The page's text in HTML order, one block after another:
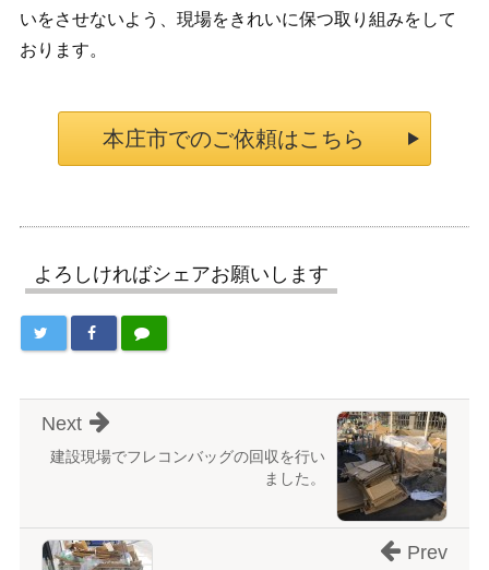
いをさせないよう、現場をきれいに保つ取り組みをして
おります。
本庄市でのご依頼はこちら
よろしければシェアお願いします
建設現場でフレコンバッグの回収を行い
ました。
Next
Prev